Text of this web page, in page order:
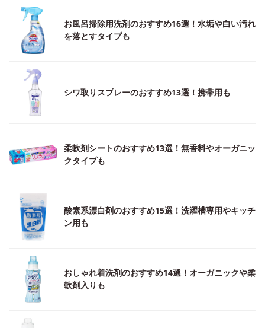
お風呂掃除用洗剤のおすすめ16選！水垢や白い汚れ
を落とすタイプも
シワ取りスプレーのおすすめ13選！携帯用も
柔軟剤シートのおすすめ13選！無香料やオーガニッ
クタイプも
酸素系漂白剤のおすすめ15選！洗濯槽専用やキッチ
ン用も
おしゃれ着洗剤のおすすめ14選！オーガニックや柔
軟剤入りも